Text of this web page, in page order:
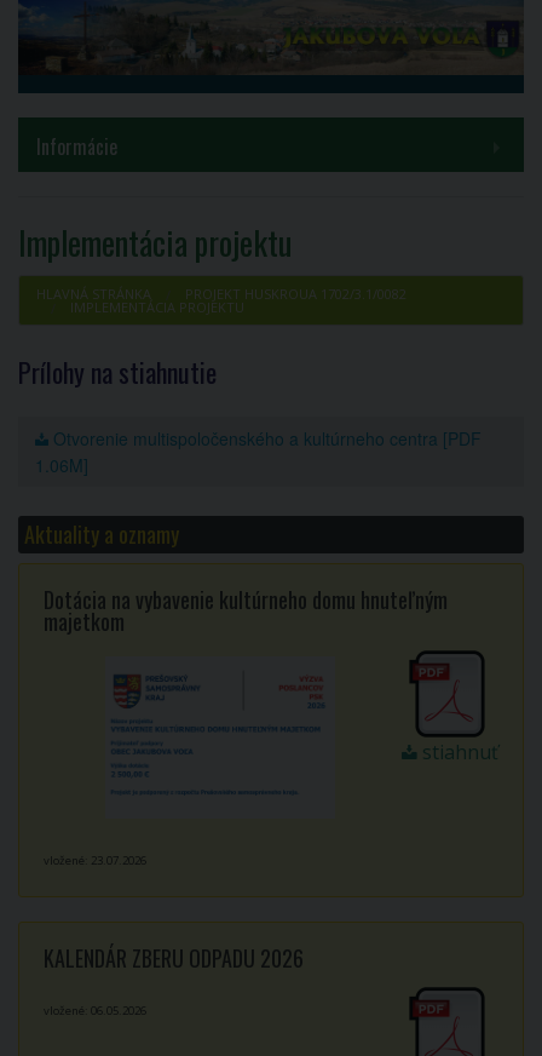
MENU
Informácie
Inštitúcie
Voľby a referendá
Kontakty
COVID-19
Implementácia projektu
HLAVNÁ STRÁNKA PROJEKT HUSKROUA 1702/3.1/0082
IMPLEMENTÁCIA PROJEKTU
Prílohy na stiahnutie
Otvorenie multispoločenského a kultúrneho centra [PDF
1.06M]
Aktuality a oznamy
Dotácia na vybavenie kultúrneho domu hnuteľným
majetkom
stiahnuť
vložené: 23.07.2026
KALENDÁR ZBERU ODPADU 2026
vložené: 06.05.2026